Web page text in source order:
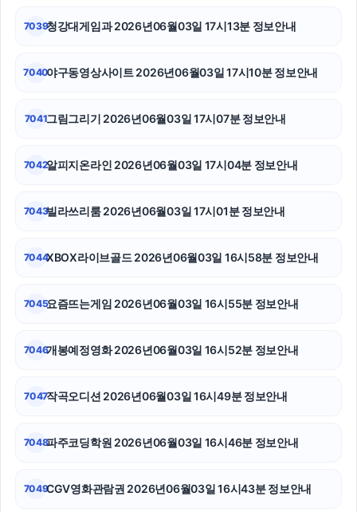
광교피부과
강동구하수구막힘
7039청강대게임과 2026년06월03일 17시13분 정보안내
7040야구동영상사이트 2026년06월03일 17시10분 정보안내
7041그림그리기 2026년06월03일 17시07분 정보안내
7042알피지온라인 2026년06월03일 17시04분 정보안내
7043빌라쓰리룸 2026년06월03일 17시01분 정보안내
7044XBOX라이브골드 2026년06월03일 16시58분 정보안내
7045요즘뜨는게임 2026년06월03일 16시55분 정보안내
7046개봉예정영화 2026년06월03일 16시52분 정보안내
7047작곡오디션 2026년06월03일 16시49분 정보안내
7048파주코딩학원 2026년06월03일 16시46분 정보안내
7049CGV영화관람권 2026년06월03일 16시43분 정보안내